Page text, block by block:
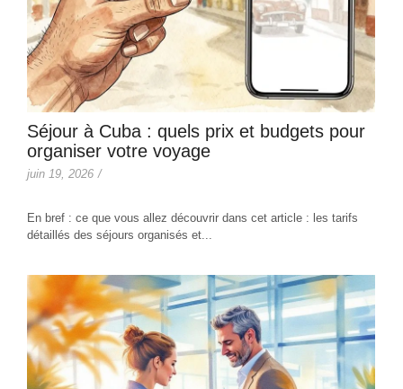
Séjour à Cuba : quels prix et budgets pour
organiser votre voyage
juin 19, 2026 /
En bref : ce que vous allez découvrir dans cet article : les tarifs
détaillés des séjours organisés et...